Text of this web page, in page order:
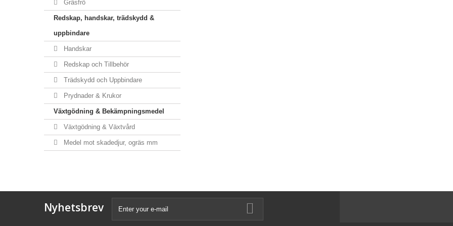
Gräsfrö
Redskap, handskar, trädskydd &
uppbindare
Handskar
Redskap och Tillbehör
Trädskydd och Uppbindare
Prydnader & Krukor
Växtgödning & Bekämpningsmedel
Växtgödning & Växtvård
Medel mot skadedjur, ogräs mm
Nyhetsbrev